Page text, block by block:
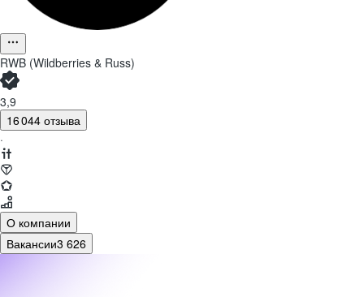
RWB (Wildberries & Russ)
3,9
16 044 отзыва
·
О компании
Вакансии3 626